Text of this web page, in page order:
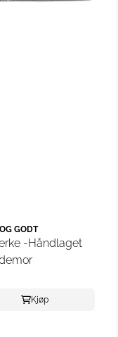
GODT
-Håndlaget
Kjøp